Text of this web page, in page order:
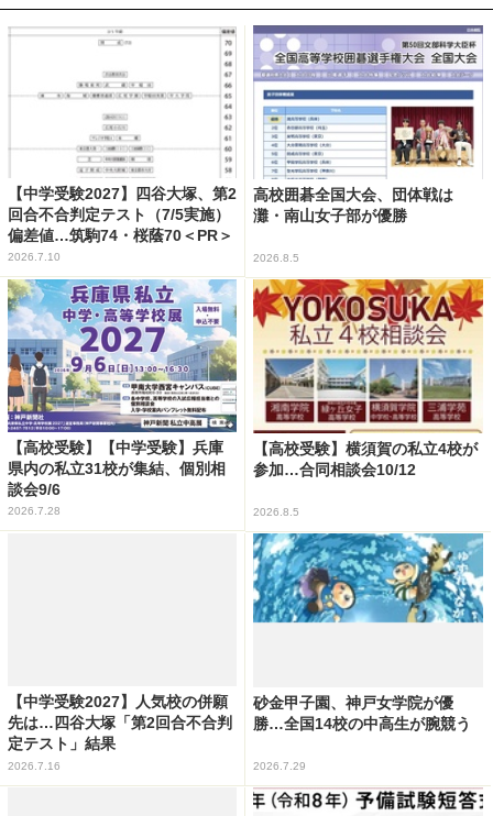
【中学受験2027】四谷大塚、第2
回合不合判定テスト（7/5実施）
偏差値…筑駒74・桜蔭70＜PR＞
2026.7.10
高校囲碁全国大会、団体戦は
灘・南山女子部が優勝
2026.8.5
【高校受験】【中学受験】兵庫
県内の私立31校が集結、個別相
談会9/6
2026.7.28
【高校受験】横須賀の私立4校が
参加…合同相談会10/12
2026.8.5
【中学受験2027】人気校の併願
先は…四谷大塚「第2回合不合判
定テスト」結果
2026.7.16
砂金甲子園、神戸女学院が優
勝…全国14校の中高生が腕競う
2026.7.29